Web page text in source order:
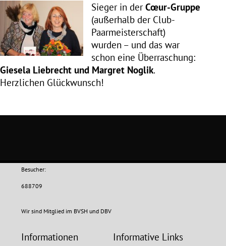
Sieger in derCœur-Gruppe
(außerhalb der Club-
Paarmeisterschaft)
wurden – und das war
schon eine Überraschung:
Giesela Liebrecht und Margret Noglik.
Herzlichen Glückwunsch!
Besucher:
688709
Wir sind Mitglied im BVSH und DBV
Informationen Informative Links